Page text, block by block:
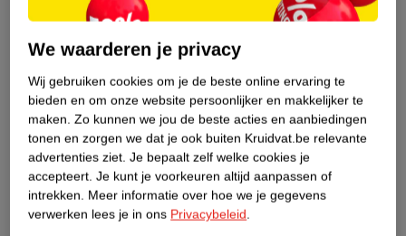
Etiketinformatie
Nature Impact Score
Dit product heeft (nog) geen Nature
Impact Score.
Meer informatie
We waarderen je privacy
Wij gebruiken cookies om je de beste online ervaring te
bieden en om onze website persoonlijker en makkelijker te
maken. Zo kunnen we jou de beste acties en aanbiedingen
tonen en zorgen we dat je ook buiten Kruidvat.be relevante
advertenties ziet. Je bepaalt zelf welke cookies je
accepteert. Je kunt je voorkeuren altijd aanpassen of
intrekken. Meer informatie over hoe we je gegevens
verwerken lees je in ons Privacybeleid.